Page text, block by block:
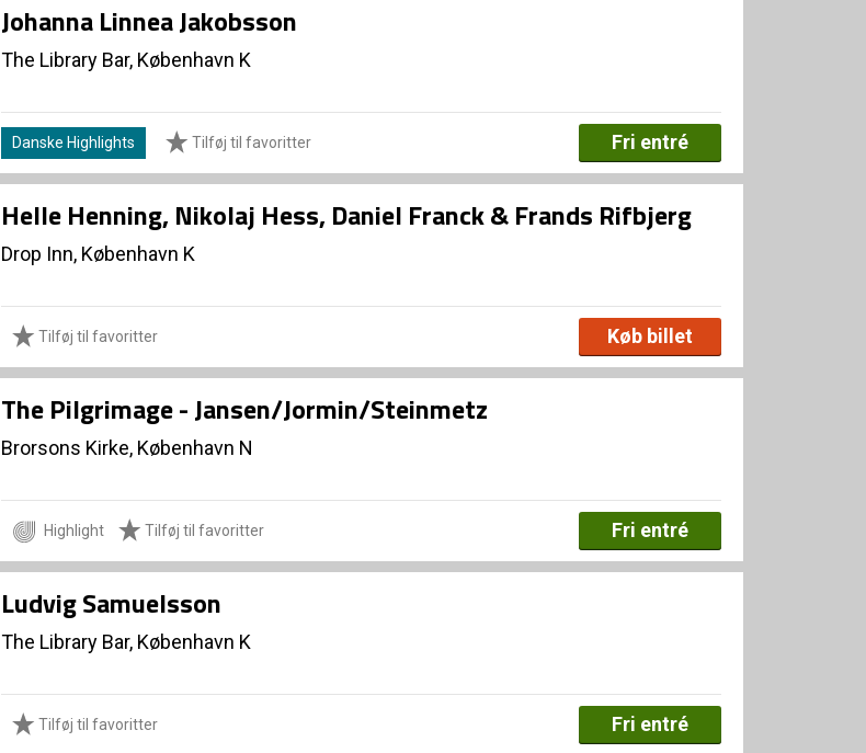
Johanna Linnea Jakobsson
The Library Bar, København K
Danske Highlights Tilføj til favoritter Fri entré
Helle Henning, Nikolaj Hess, Daniel Franck & Frands Rifbjerg
Drop Inn, København K
Tilføj til favoritter Køb billet
The Pilgrimage - Jansen/Jormin/Steinmetz
Brorsons Kirke, København N
Highlight Tilføj til favoritter Fri entré
Ludvig Samuelsson
The Library Bar, København K
Tilføj til favoritter Fri entré